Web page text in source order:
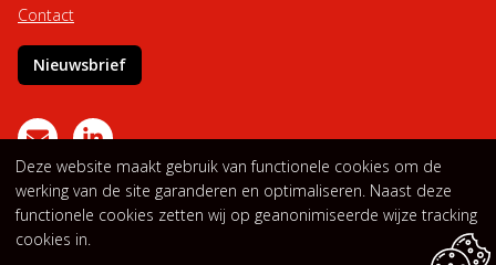
Deze website maakt gebruik van functionele cookies om de
werking van de site garanderen en optimaliseren. Naast deze
functionele cookies zetten wij op geanonimiseerde wijze tracking
cookies in.
Contact
Nieuwsbrief
Privacyverklaring Cookieverklaring